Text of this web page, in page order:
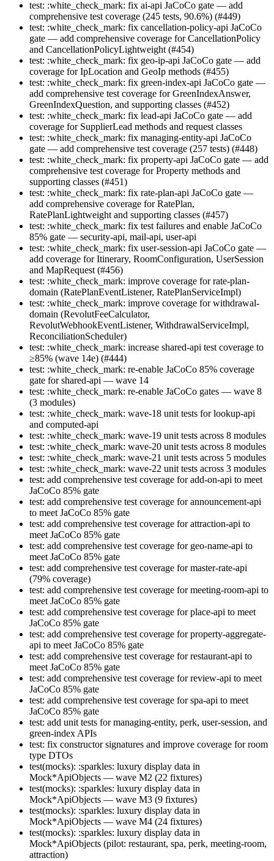
test: :white_check_mark: fix ai-api JaCoCo gate — add
comprehensive test coverage (245 tests, 90.6%) (#449)
test: :white_check_mark: fix cancellation-policy-api JaCoCo
gate — add comprehensive coverage for CancellationPolicy
and CancellationPolicyLightweight (#454)
test: :white_check_mark: fix geo-ip-api JaCoCo gate — add
coverage for IpLocation and GeoIp methods (#455)
test: :white_check_mark: fix green-index-api JaCoCo gate —
add comprehensive test coverage for GreenIndexAnswer,
GreenIndexQuestion, and supporting classes (#452)
test: :white_check_mark: fix lead-api JaCoCo gate — add
coverage for SupplierLead methods and request classes
test: :white_check_mark: fix managing-entity-api JaCoCo
gate — add comprehensive test coverage (257 tests) (#448)
test: :white_check_mark: fix property-api JaCoCo gate — add
comprehensive test coverage for Property methods and
supporting classes (#451)
test: :white_check_mark: fix rate-plan-api JaCoCo gate —
add comprehensive coverage for RatePlan,
RatePlanLightweight and supporting classes (#457)
test: :white_check_mark: fix test failures and enable JaCoCo
85% gate — security-api, mail-api, user-api
test: :white_check_mark: fix user-session-api JaCoCo gate —
add coverage for Itinerary, RoomConfiguration, UserSession
and MapRequest (#456)
test: :white_check_mark: improve coverage for rate-plan-
domain (RatePlanEventListener, RatePlanServiceImpl)
test: :white_check_mark: improve coverage for withdrawal-
domain (RevolutFeeCalculator,
RevolutWebhookEventListener, WithdrawalServiceImpl,
ReconciliationScheduler)
test: :white_check_mark: increase shared-api test coverage to
≥85% (wave 14e) (#444)
test: :white_check_mark: re-enable JaCoCo 85% coverage
gate for shared-api — wave 14
test: :white_check_mark: re-enable JaCoCo gates — wave 8
(3 modules)
test: :white_check_mark: wave-18 unit tests for lookup-api
and computed-api
test: :white_check_mark: wave-19 unit tests across 8 modules
test: :white_check_mark: wave-20 unit tests across 8 modules
test: :white_check_mark: wave-21 unit tests across 5 modules
test: :white_check_mark: wave-22 unit tests across 3 modules
test: add comprehensive test coverage for add-on-api to meet
JaCoCo 85% gate
test: add comprehensive test coverage for announcement-api
to meet JaCoCo 85% gate
test: add comprehensive test coverage for attraction-api to
meet JaCoCo 85% gate
test: add comprehensive test coverage for geo-name-api to
meet JaCoCo 85% gate
test: add comprehensive test coverage for master-rate-api
(79% coverage)
test: add comprehensive test coverage for meeting-room-api to
meet JaCoCo 85% gate
test: add comprehensive test coverage for place-api to meet
JaCoCo 85% gate
test: add comprehensive test coverage for property-aggregate-
api to meet JaCoCo 85% gate
test: add comprehensive test coverage for restaurant-api to
meet JaCoCo 85% gate
test: add comprehensive test coverage for review-api to meet
JaCoCo 85% gate
test: add comprehensive test coverage for spa-api to meet
JaCoCo 85% gate
test: add unit tests for managing-entity, perk, user-session, and
green-index APIs
test: fix constructor signatures and improve coverage for room
type DTOs
test(mocks): :sparkles: luxury display data in
Mock*ApiObjects — wave M2 (22 fixtures)
test(mocks): :sparkles: luxury display data in
Mock*ApiObjects — wave M3 (9 fixtures)
test(mocks): :sparkles: luxury display data in
Mock*ApiObjects — wave M4 (24 fixtures)
test(mocks): :sparkles: luxury display data in
Mock*ApiObjects (pilot: restaurant, spa, perk, meeting-room,
attraction)